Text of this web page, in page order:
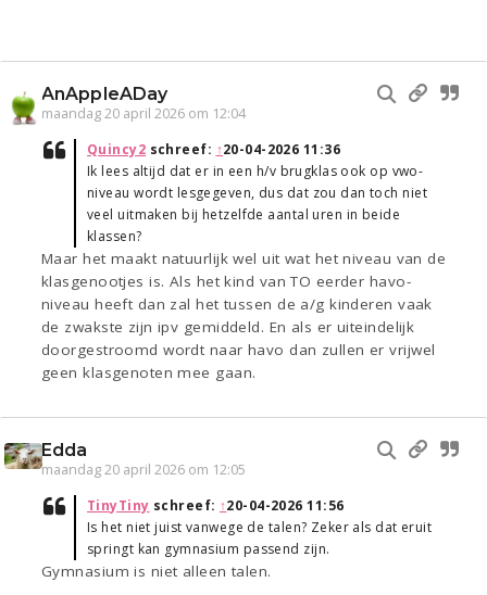
AnAppleADay
maandag 20 april 2026 om 12:04
Quincy2 schreef: ↑20-04-2026 11:36
Ik lees altijd dat er in een h/v brugklas ook op vwo-
niveau wordt lesgegeven, dus dat zou dan toch niet
veel uitmaken bij hetzelfde aantal uren in beide
klassen?
Maar het maakt natuurlijk wel uit wat het niveau van de
klasgenootjes is. Als het kind van TO eerder havo-
niveau heeft dan zal het tussen de a/g kinderen vaak
de zwakste zijn ipv gemiddeld. En als er uiteindelijk
doorgestroomd wordt naar havo dan zullen er vrijwel
geen klasgenoten mee gaan.
Edda
maandag 20 april 2026 om 12:05
TinyTiny schreef: ↑20-04-2026 11:56
Is het niet juist vanwege de talen? Zeker als dat eruit
springt kan gymnasium passend zijn.
Gymnasium is niet alleen talen.